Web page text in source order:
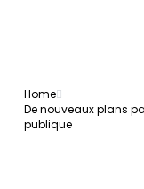
Home
De nouveaux plans
publique